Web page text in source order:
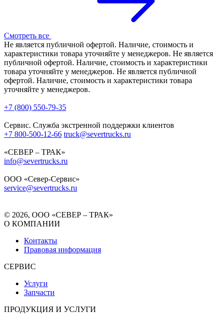
Смотреть все
Не является публичной офертой. Наличие, стоимость и
характеристики товара уточняйте у менеджеров. Не является
публичной офертой. Наличие, стоимость и характеристики
товара уточняйте у менеджеров. Не является публичной
офертой. Наличие, стоимость и характеристики товара
уточняйте у менеджеров.
+7 (800) 550-79-35
Сервис. Служба экстренной поддержки клиентов
+7 800-500-12-66 truck@severtrucks.ru
«СЕВЕР – ТРАК»
info@severtrucks.ru
ООО «Север-Сервис»
service@severtrucks.ru
© 2026, ООО «СЕВЕР – ТРАК»
О КОМПАНИИ
Контакты
Правовая информация
СЕРВИС
Услуги
Запчасти
ПРОДУКЦИЯ И УСЛУГИ